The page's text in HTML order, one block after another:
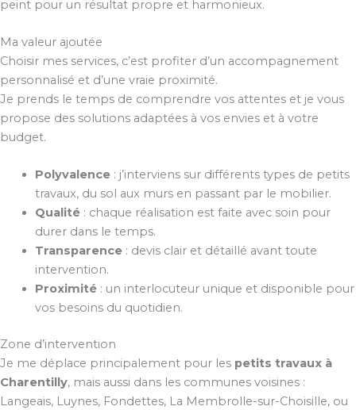
peint pour un résultat propre et harmonieux.
Ma valeur ajoutée
Choisir mes services, c’est profiter d’un accompagnement
personnalisé et d’une vraie proximité.
Je prends le temps de comprendre vos attentes et je vous
propose des solutions adaptées à vos envies et à votre
budget.
Polyvalence: j’interviens sur différents types de petits
travaux, du sol aux murs en passant par le mobilier.
Qualité: chaque réalisation est faite avec soin pour
durer dans le temps.
Transparence: devis clair et détaillé avant toute
intervention.
Proximité: un interlocuteur unique et disponible pour
vos besoins du quotidien.
Zone d’intervention
Je me déplace principalement pour les petits travaux à
Charentilly, mais aussi dans les communes voisines :
Langeais, Luynes, Fondettes, La Membrolle-sur-Choisille, ou